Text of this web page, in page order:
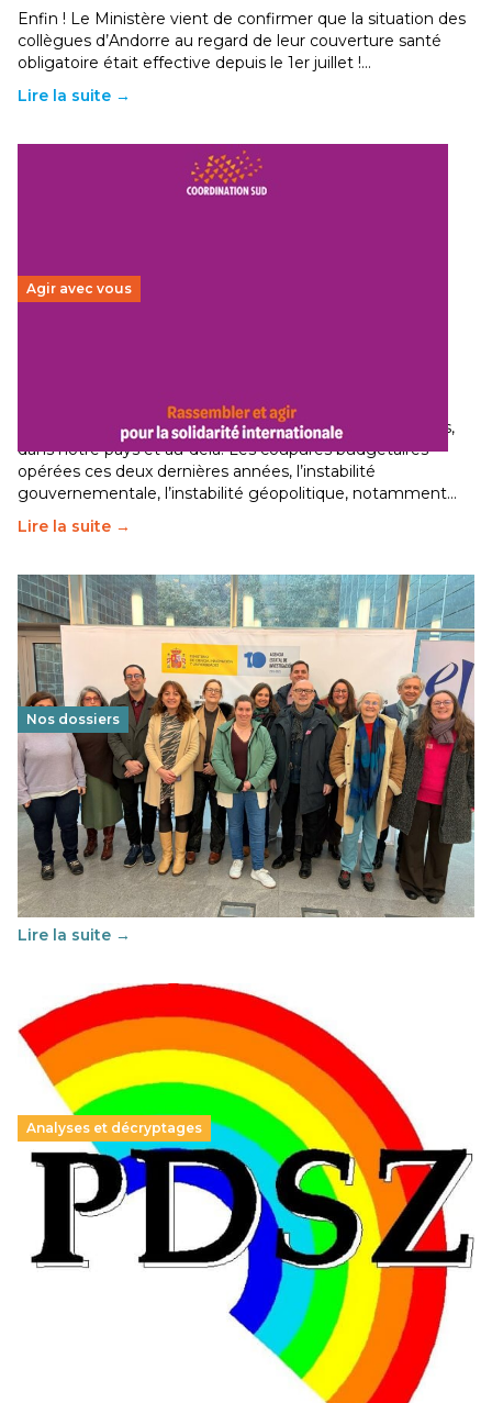
Enfin ! Le Ministère vient de confirmer que la situation des
collègues d’Andorre au regard de leur couverture santé
obligatoire était effective depuis le 1er juillet !…
Lire la suite →
Agir avec vous
Le secteur humanitaire connaît des difficultés profondes,
dans notre pays et au-delà. Les coupures budgétaires
opérées ces deux dernières années, l’instabilité
gouvernementale, l’instabilité géopolitique, notamment…
Lire la suite →
Nos dossiers
Éducation au vivre-ensemble : un échange croisé
franco-espagnol pour changer d’approche
29 juin 2026-National
Cette année, l'UNSA Éducation a mené un projet Erasmus
soutenu par l'union Européenne et centré sur l'éducation
au vivre-ensemble : quelles différences entre la France…
Lire la suite →
Analyses et décryptages
Hongrie : du changement pour les politiques
éducatives, aussi !
25 juin 2026
En Hongrie, le conservateur Peter Magyar et son parti
Tisza "Respect et liberté" ont remporté une large victoire,
contre le premier ministre sortant, Viktor Orban,…